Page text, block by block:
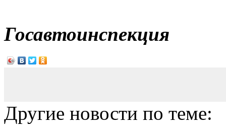
Госавтоинспекция
Другие новости по теме: